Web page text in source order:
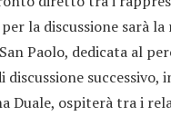
la discussione sarà
Paolo, dedicata al
discussione
Duale, ospiterà tra i